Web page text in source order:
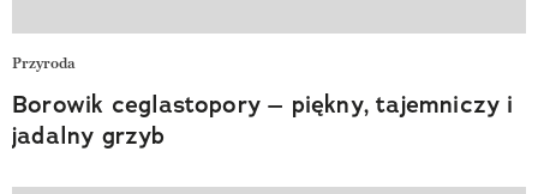
Przyroda
Borowik ceglastopory – piękny, tajemniczy i
jadalny grzyb